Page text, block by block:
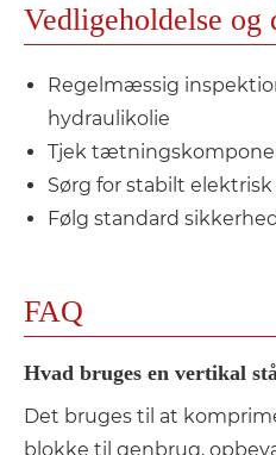
Vedligeholdelse og
Regelmæssig
hydraulikolie
Tjek
Sørg for stabilt
Følg standard
FAQ
Hvad bruges en vertikal
Det bruges til at
blokke til genbrug,